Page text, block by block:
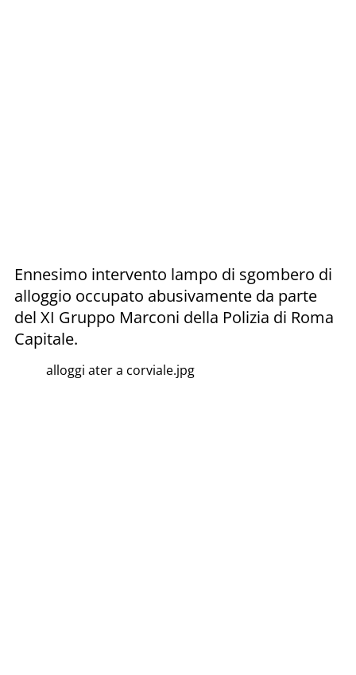
alloggi ater a corviale.jpg
Ennesimo intervento lampo di sgombero di
alloggio occupato abusivamente da parte
del XI Gruppo Marconi della Polizia di Roma
Capitale.